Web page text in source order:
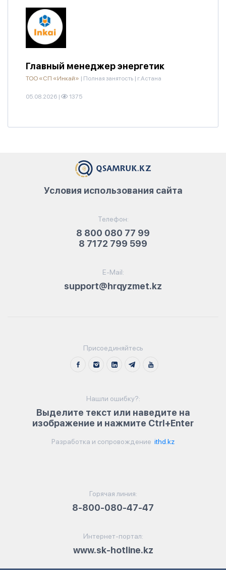
Главный менеджер энергетик
ТОО «СП «Инкай» | Полная занятость | г.Астана
05.08.2026 | 1375
Телефон:
8 800 080 77 99
8 7172 799 599
E-Mail:
support@hrqyzmet.kz
Условия использования сайта
Присоединяйтесь
Нашли ошибку?:
Выделите текст или наведите на
изображение и нажмите Ctrl+Enter
Разработка и сопровождение ithd.kz
Горячая линия:
8-800-080-47-47
Интернет-портал:
www.sk-hotline.kz